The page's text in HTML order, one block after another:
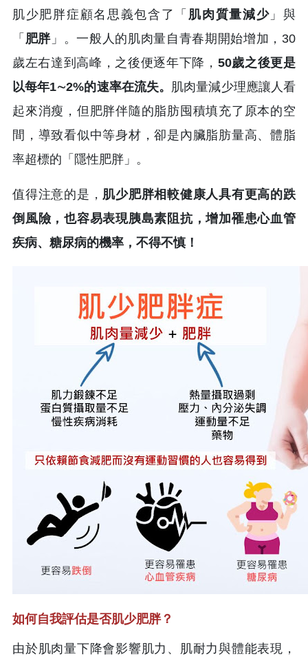
肌少肥胖症顧名思義包含了「 肌肉質量減少 」與
「 肥胖 」。一般人的肌肉量自青春期開始增加，30
歲左右達到高峰，之後便逐年下降， 50歲之後更是
以每年1∼2%的速率在流失。 肌肉量減少理應讓人看
起來消瘦，但肥胖伴隨的脂肪囤積填充了原本的空
間，導致看似中等身材，卻是內臟脂肪量高、體脂
率超標的「隱性肥胖」。
值得注意的是， 肌少肥胖相較健康人具有更高的跌
倒風險，也容易表現胰島素阻抗，增加罹患心血管
疾病、糖尿病的機率，不得不慎！
如何自我評估是否肌少肥胖？
由於肌肉量下降會影響肌力、肌耐力與體能表現，